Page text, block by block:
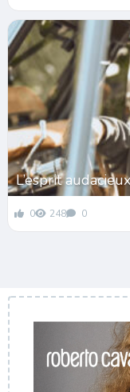
L’esprit
0 248 0